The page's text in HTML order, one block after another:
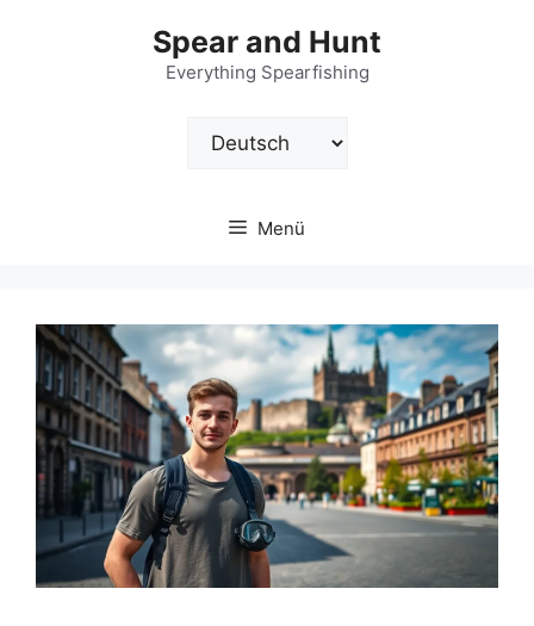
Spear and Hunt
Everything Spearfishing
Sprache
auswählen
Menü